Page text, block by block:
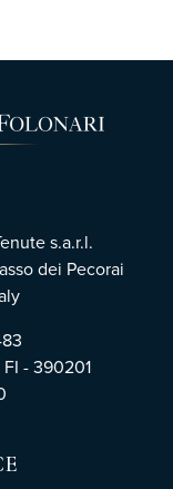
s.a.r.l.
dei Pecorai
FI - 390201